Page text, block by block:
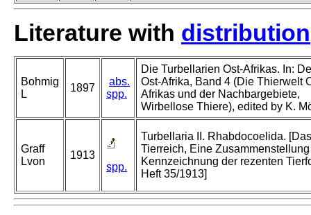
Literature with distribution
Bohmig
L
1897
abs.
spp.
Die Turbellarien Ost-Afrikas. In:
Ost-Afrika, Band 4 (Die Thierwelt
Afrikas und der Nachbargebiete,
Wirbellose Thiere), edited by K.
Graff
Lvon
1913
spp.
Turbellaria II. Rhabdocoelida. [Das
Tierreich, Eine
Kennzeichnung der rezenten
Heft 35/1913]